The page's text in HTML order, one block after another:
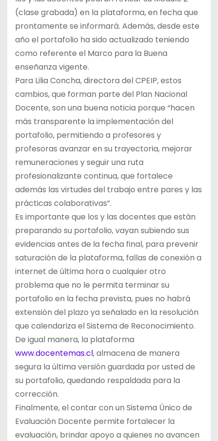
(clase grabada) en la plataforma, en fecha que
prontamente se informará. Además, desde este
año el portafolio ha sido actualizado teniendo
como referente el Marco para la Buena
enseñanza vigente.
Para Lilia Concha, directora del CPEIP, estos
cambios, que forman parte del Plan Nacional
Docente, son una buena noticia porque “hacen
más transparente la implementación del
portafolio, permitiendo a profesores y
profesoras avanzar en su trayectoria, mejorar
remuneraciones y seguir una ruta
profesionalizante continua, que fortalece
además las virtudes del trabajo entre pares y las
prácticas colaborativas”.
Es importante que los y las docentes que están
preparando su portafolio, vayan subiendo sus
evidencias antes de la fecha final, para prevenir
saturación de la plataforma, fallas de conexión a
internet de última hora o cualquier otro
problema que no le permita terminar su
portafolio en la fecha prevista, pues no habrá
extensión del plazo ya señalado en la resolución
que calendariza el Sistema de Reconocimiento.
De igual manera, la plataforma
www.docentemas.cl, almacena de manera
segura la última versión guardada por usted de
su portafolio, quedando respaldada para la
corrección.
Finalmente, el contar con un Sistema Único de
Evaluación Docente permite fortalecer la
evaluación, brindar apoyo a quienes no avancen